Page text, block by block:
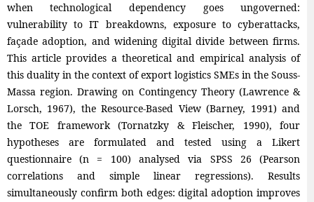
when technological dependency goes ungoverned:
vulnerability to IT breakdowns, exposure to cyberattacks,
façade adoption, and widening digital divide between firms.
This article provides a theoretical and empirical analysis of
this duality in the context of export logistics SMEs in the Souss-
Massa region. Drawing on Contingency Theory (Lawrence &
Lorsch, 1967), the Resource-Based View (Barney, 1991) and
the TOE framework (Tornatzky & Fleischer, 1990), four
hypotheses are formulated and tested using a Likert
questionnaire (n = 100) analysed via SPSS 26 (Pearson
correlations and simple linear regressions). Results
simultaneously confirm both edges: digital adoption improves